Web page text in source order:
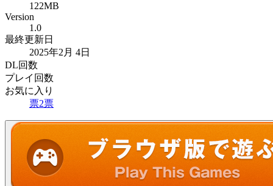
122MB
Version
1.0
最終更新日
2025年2月 4日
DL回数
プレイ回数
お気に入り
票2票